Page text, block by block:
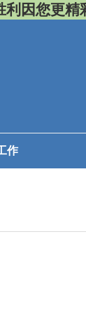
利因您更精
作